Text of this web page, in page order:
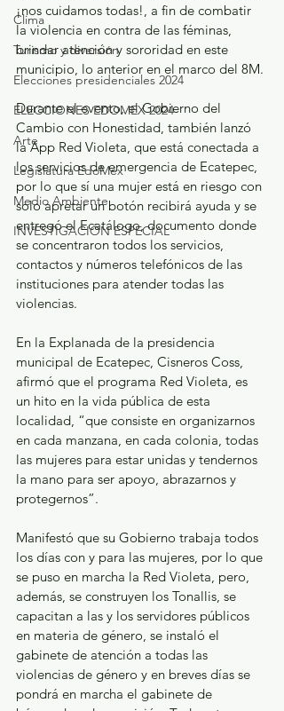
Clima
Turismo y diversión
Elecciones presidenciales 2024
ELECCIONES EDOMEX 2024
Arte
Legislatura EdoMéx
Medio Ambiente
INVESTIGACIÓN ESPECIAL
¡nos cuidamos todas!, a fin de combatir
la violencia en contra de las féminas,
brindar atención y sororidad en este
municipio, lo anterior en el marco del 8M.
Durante el evento, el Gobierno del
Cambio con Honestidad, también lanzó
la App Red Violeta, que está conectada a
los servicios de emergencia de Ecatepec,
por lo que sí una mujer está en riesgo con
solo apretar un botón recibirá ayuda y se
entregó el Ecatálogo, documento donde
se concentraron todos los servicios,
contactos y números telefónicos de las
instituciones para atender todas las
violencias.
En la Explanada de la presidencia
municipal de Ecatepec, Cisneros Coss,
afirmó que el programa Red Violeta, es
un hito en la vida pública de esta
localidad, “que consiste en organizarnos
en cada manzana, en cada colonia, todas
las mujeres para estar unidas y tendernos
la mano para ser apoyo, abrazarnos y
protegernos”.
Manifestó que su Gobierno trabaja todos
los días con y para las mujeres, por lo que
se puso en marcha la Red Violeta, pero,
además, se construyen los Tonallis, se
capacitan a las y los servidores públicos
en materia de género, se instaló el
gabinete de atención a todas las
violencias de género y en breves días se
pondrá en marcha el gabinete de